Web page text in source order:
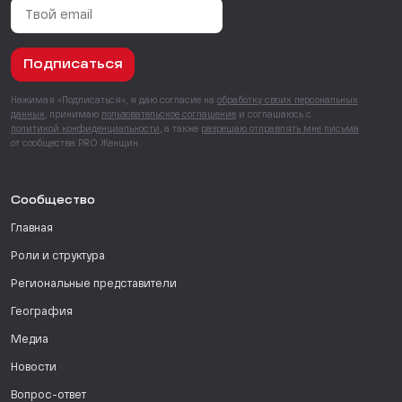
Подписаться
Нажимая «Подписаться», я даю согласие на обработку своих персональных
данных , принимаю пользовательское соглашение и соглашаюсь с
политикой конфиденциальности , а также разрешаю отправлять мне письма
от сообщества PRO Женщин.
Сообщество
Главная
Роли и структура
Региональные представители
География
Медиа
Новости
Вопрос-ответ